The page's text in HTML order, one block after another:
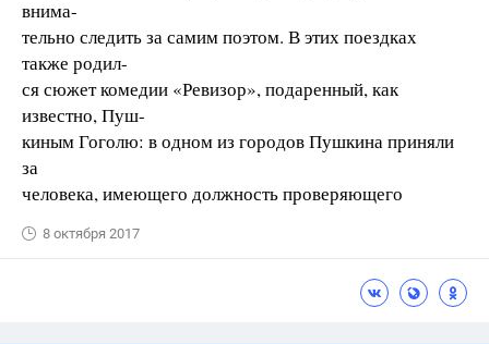
внима-
тельно следить за самим поэтом. В этих поездках
также родил-
ся сюжет комедии «Ревизор», подаренный, как
известно, Пуш-
киным Гоголю: в одном из городов Пушкина приняли
за
человека, имеющего должность проверяющего
8 октября 2017